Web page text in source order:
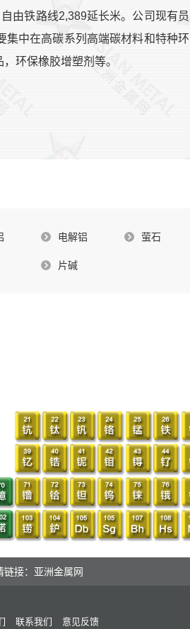
由铁路线2,389延长米。公司现有员
集中在高碳系列高端碳材料和特种环
环保橡胶增塑剂等。
电解铝 萤石
片碱
链接：亚洲金属网
联系我们 意见反馈